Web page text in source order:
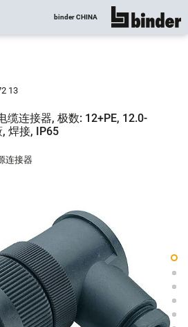
binder CHINA 显示所有
13
缆连接器, 极数: 12+PE, 12.0-
焊接, IP65
连接器